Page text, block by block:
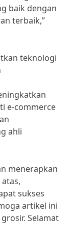
baik dengan
terbaik,”
teknologi
e-commerce
ahli
menerapkan
sukses
artikel ini
Selamat